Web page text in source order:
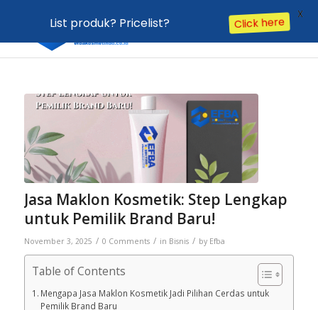
Jasa Maklon Kosmetik: Step Lengkap
untuk Pemilik Brand Baru!
List produk? Pricelist? Click here
X